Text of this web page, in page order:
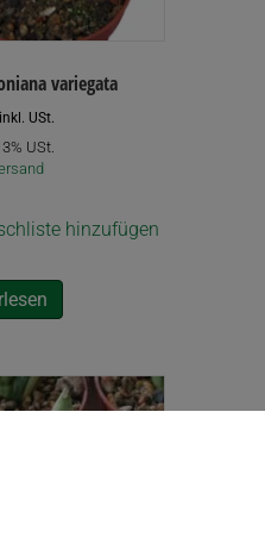
variegata
inkl. USt.
USt.
hinzufügen